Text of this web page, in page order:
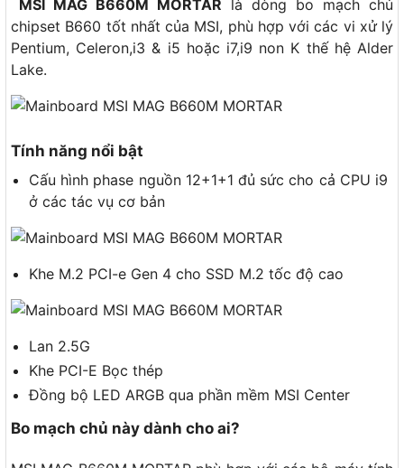
MSI MAG B660M MORTAR là dòng bo mạch chủ
chipset B660 tốt nhất của MSI, phù hợp với các vi xử lý
Pentium, Celeron,i3 & i5 hoặc i7,i9 non K thế hệ Alder
Lake.
Tính năng nổi bật
Cấu hình phase nguồn 12+1+1 đủ sức cho cả CPU i9
ở các tác vụ cơ bản
Khe M.2 PCI-e Gen 4 cho SSD M.2 tốc độ cao
Lan 2.5G
Khe PCI-E Bọc thép
Đồng bộ LED ARGB qua phần mềm MSI Center
Bo mạch chủ này dành cho ai?